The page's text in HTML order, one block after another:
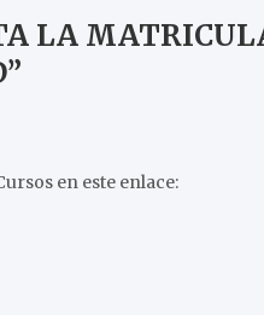
LA
”
en este enlace: